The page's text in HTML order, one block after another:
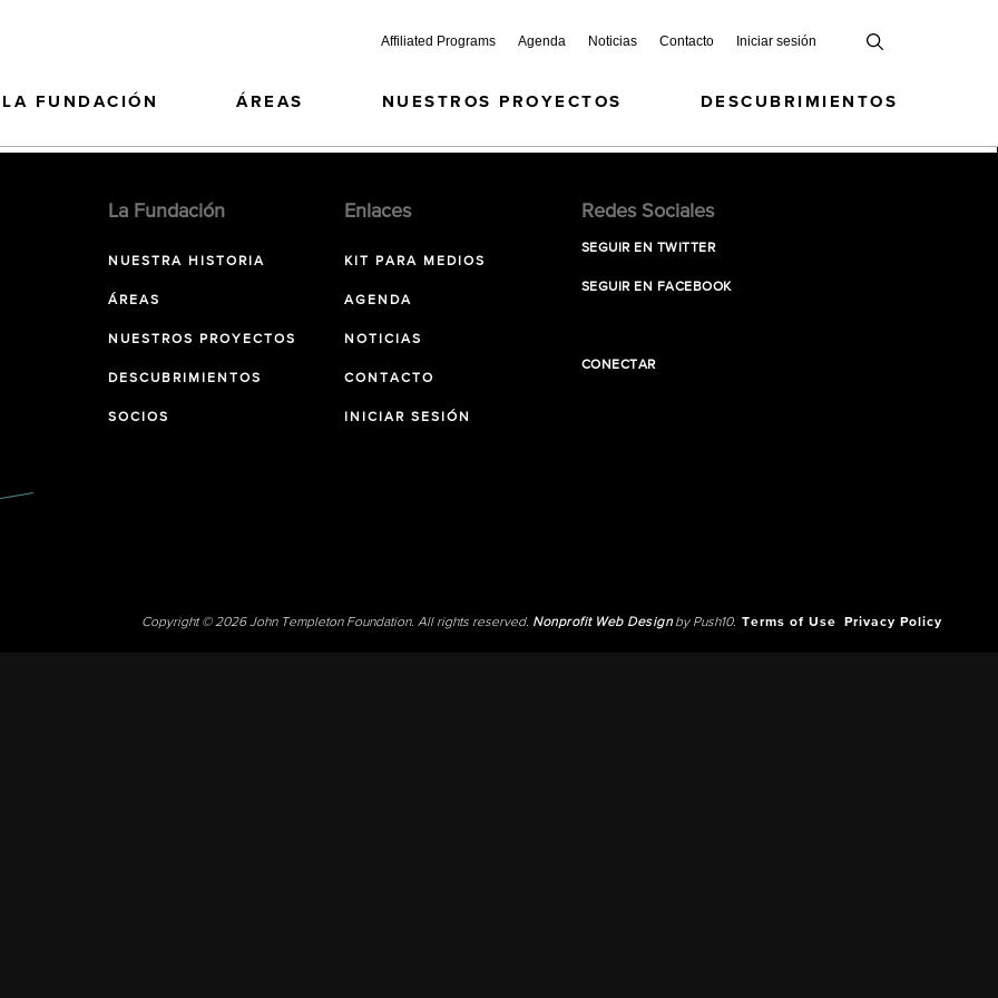
Affiliated Programs Agenda Noticias Contacto Iniciar sesión
LA FUNDACIÓN ÁREAS NUESTROS PROYECTOS DESCUBRIMIENTOS
La Fundación
NUESTRA HISTORIA
ÁREAS
NUESTROS PROYECTOS
DESCUBRIMIENTOS
SOCIOS
Enlaces
KIT PARA MEDIOS
AGENDA
NOTICIAS
CONTACTO
INICIAR SESIÓN
Redes Sociales
SEGUIR EN TWITTER
SEGUIR EN FACEBOOK
CONECTAR
Copyright © 2026 John Templeton Foundation. All rights reserved. Nonprofit Web Designby Push10. Terms of Use Privacy Policy